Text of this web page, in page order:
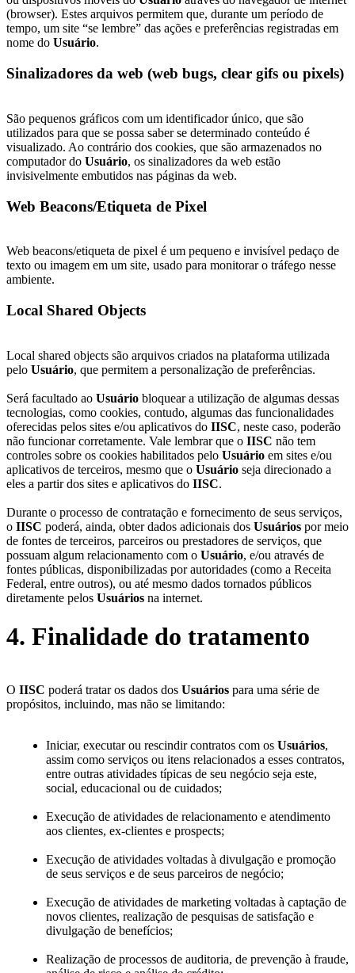
(browser). Estes arquivos permitem que, durante um período de
tempo, um site “se lembre” das ações e preferências registradas em
nome do Usuário.
Sinalizadores da web (web bugs, clear gifs ou pixels)
São pequenos gráficos com um identificador único, que são
utilizados para que se possa saber se determinado conteúdo é
visualizado. Ao contrário dos cookies, que são armazenados no
computador do Usuário, os sinalizadores da web estão
invisivelmente embutidos nas páginas da web.
Web Beacons/Etiqueta de Pixel
Web beacons/etiqueta de pixel é um pequeno e invisível pedaço de
texto ou imagem em um site, usado para monitorar o tráfego nesse
ambiente.
Local Shared Objects
Local shared objects são arquivos criados na plataforma utilizada
pelo Usuário, que permitem a personalização de preferências.
Será facultado ao Usuário bloquear a utilização de algumas dessas
tecnologias, como cookies, contudo, algumas das funcionalidades
oferecidas pelos sites e/ou aplicativos do IISC, neste caso, poderão
não funcionar corretamente. Vale lembrar que o IISC não tem
controles sobre os cookies habilitados pelo Usuário em sites e/ou
aplicativos de terceiros, mesmo que o Usuário seja direcionado a
eles a partir dos sites e aplicativos do IISC.
Durante o processo de contratação e fornecimento de seus serviços,
o IISC poderá, ainda, obter dados adicionais dos Usuários por meio
de fontes de terceiros, parceiros ou prestadores de serviços, que
possuam algum relacionamento com o Usuário, e/ou através de
fontes públicas, disponibilizadas por autoridades (como a Receita
Federal, entre outros), ou até mesmo dados tornados públicos
diretamente pelos Usuários na internet.
4. Finalidade do tratamento
O IISC poderá tratar os dados dos Usuários para uma série de
propósitos, incluindo, mas não se limitando:
Iniciar, executar ou rescindir contratos com os Usuários,
assim como serviços ou itens relacionados a esses contratos,
entre outras atividades típicas de seu negócio seja este,
social, educacional ou de cuidados;
Execução de atividades de relacionamento e atendimento
aos clientes, ex-clientes e prospects;
Execução de atividades voltadas à divulgação e promoção
de seus serviços e de seus parceiros de negócio;
Execução de atividades de marketing voltadas à captação de
novos clientes, realização de pesquisas de satisfação e
divulgação de benefícios;
Realização de processos de auditoria, de prevenção à fraude,